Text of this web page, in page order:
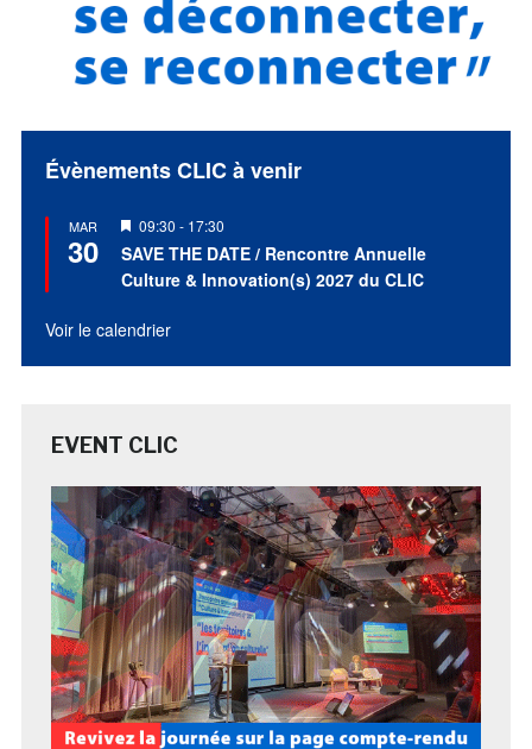
Évènements CLIC à venir
MAR
30
Mis
en
avant
09:30 - 17:30
SAVE THE DATE / Rencontre Annuelle
Culture & Innovation(s) 2027 du CLIC
Voir le calendrier
EVENT CLIC